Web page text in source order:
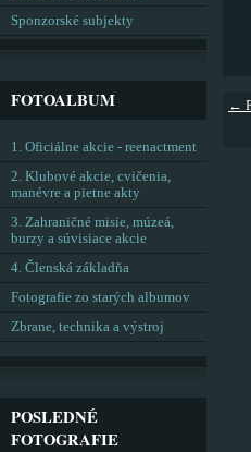
←
Sponzorské subjekty
FOTOALBUM
1. Oficiálne akcie - reenactment
2. Klubové akcie, cvičenia,
manévre a pietne akty
3. Zahraničné misie, múzeá,
burzy a súvisiace akcie
4. Členská základňa
Fotografie zo starých albumov
Zbrane, technika a výstroj
POSLEDNÉ
FOTOGRAFIE